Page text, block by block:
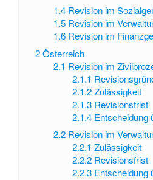
1.4 Revision im
1.5 Revision im
1.6 Revision im
2Österreich
2.1 Revision im
2.1.1
2.1.2 Zulässigkeit
2.1.3 Revisionsfrist
2.1.4 Entscheidung
2.2 Revision im
2.2.1 Zulässigkeit
2.2.2 Revisionsfrist
2.2.3 Entscheidung